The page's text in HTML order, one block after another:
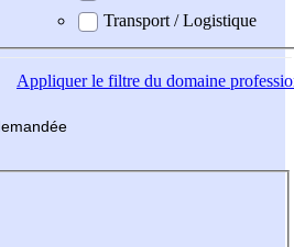
Transport / Logistique
Appliquerle filtre du domaine